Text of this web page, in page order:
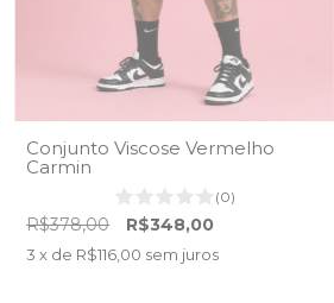
Conjunto Viscose Vermelho
Carmin
(0)
R$378,00 R$348,00
3 x de R$116,00 sem juros